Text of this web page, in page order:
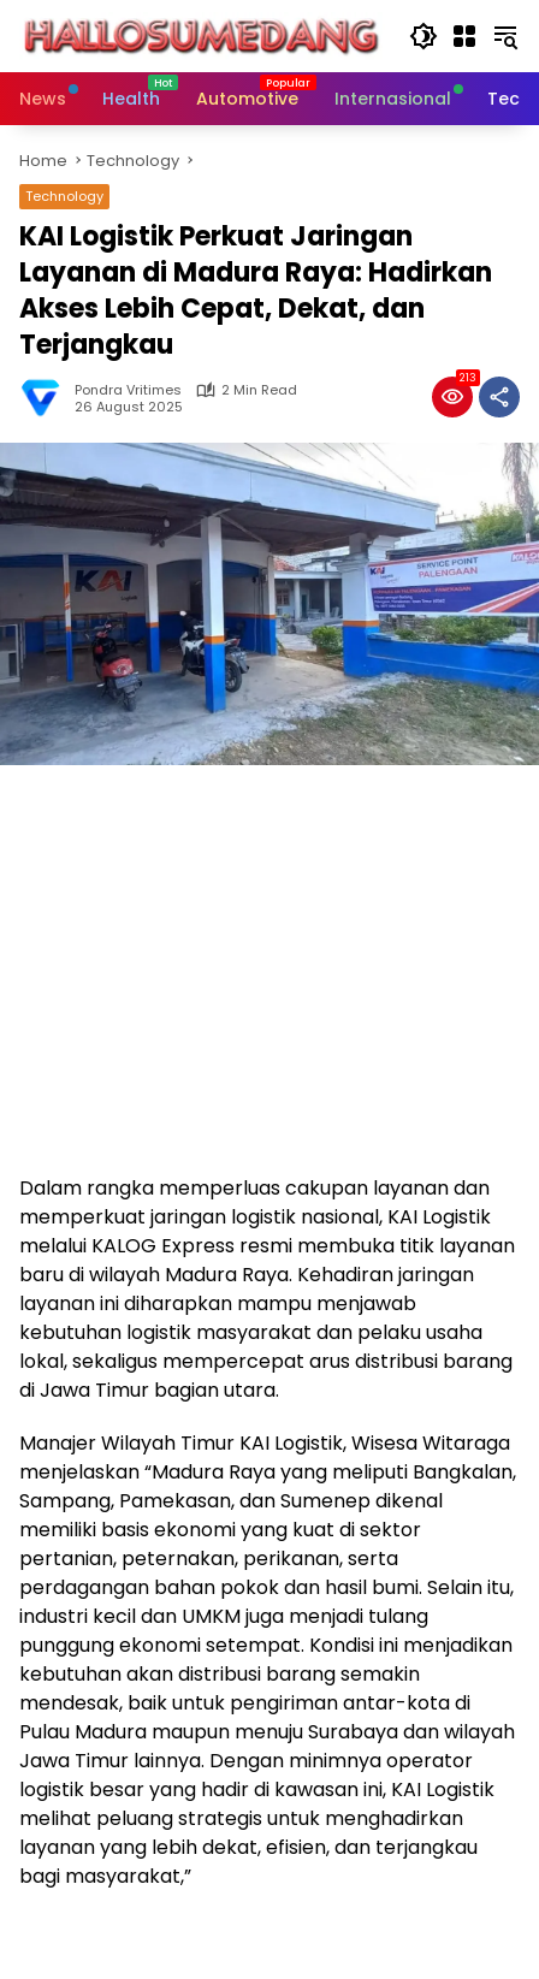
content
News
Health Automotive Internasional
Home Technology
Technology
KAI Logistik Perkuat Jaringan
Layanan di Madura Raya: Hadirkan
Akses Lebih Cepat, Dekat, dan
Terjangkau
Pondra Vritimes
2 Min Read
26 August 2025
213
Dalam rangka memperluas cakupan layanan dan
memperkuat jaringan logistik nasional, KAI Logistik
melalui KALOG Express resmi membuka titik layanan
baru di wilayah Madura Raya. Kehadiran jaringan
layanan ini diharapkan mampu menjawab
kebutuhan logistik masyarakat dan pelaku usaha
lokal, sekaligus mempercepat arus distribusi barang
di Jawa Timur bagian utara.
Manajer Wilayah Timur KAI Logistik, Wisesa Witaraga
menjelaskan “Madura Raya yang meliputi Bangkalan,
Sampang, Pamekasan, dan Sumenep dikenal
memiliki basis ekonomi yang kuat di sektor
pertanian, peternakan, perikanan, serta
perdagangan bahan pokok dan hasil bumi. Selain itu,
industri kecil dan UMKM juga menjadi tulang
punggung ekonomi setempat. Kondisi ini menjadikan
kebutuhan akan distribusi barang semakin
mendesak, baik untuk pengiriman antar-kota di
Pulau Madura maupun menuju Surabaya dan wilayah
Jawa Timur lainnya. Dengan minimnya operator
logistik besar yang hadir di kawasan ini, KAI Logistik
melihat peluang strategis untuk menghadirkan
layanan yang lebih dekat, efisien, dan terjangkau
bagi masyarakat,”